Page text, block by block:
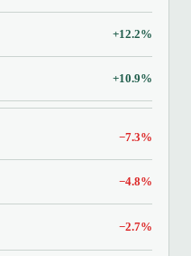
+12.2%
+10.9%
−7.3%
−4.8%
−2.7%